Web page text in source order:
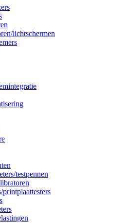
lichtschermen
testpennen
printplaattesters